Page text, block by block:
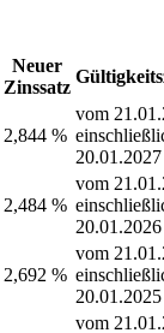
Neuer
Zinssatz
2,844 %
vom
20.01.2027
2,484 %
vom
20.01.2026
2,692 %
vom
20.01.2025
vom